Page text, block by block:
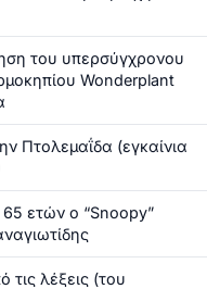
του υπερσύγχρονου
Wonderplant
Πτολεμαΐδα (εγκαίνια
ετών ο “Snoopy”
τις λέξεις (του